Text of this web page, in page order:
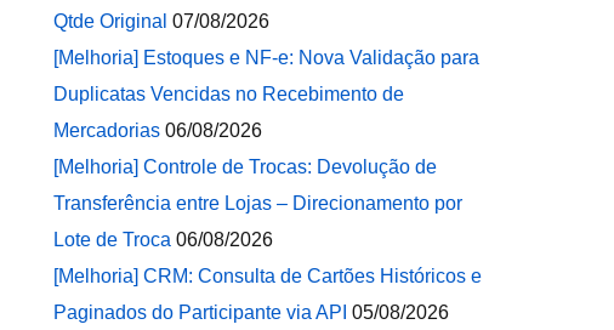
Qtde Original 07/08/2026
[Melhoria] Estoques e NF-e: Nova Validação para
Duplicatas Vencidas no Recebimento de
Mercadorias 06/08/2026
[Melhoria] Controle de Trocas: Devolução de
Transferência entre Lojas – Direcionamento por
Lote de Troca 06/08/2026
[Melhoria] CRM: Consulta de Cartões Históricos e
Paginados do Participante via API 05/08/2026